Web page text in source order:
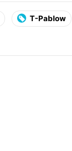
T-Pablow